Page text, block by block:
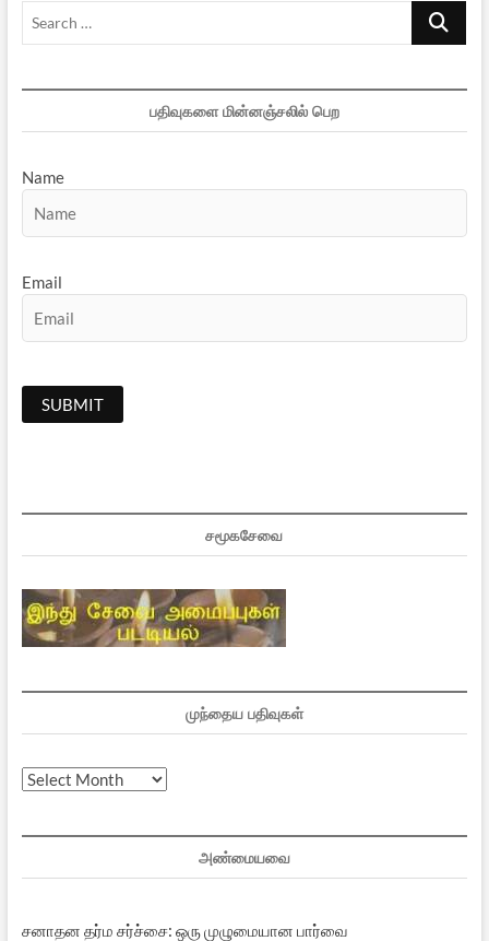
Search
பதிவுகளை மின்னஞ்சலில் பெற
Name
Email
சமூகசேவை
முந்தைய பதிவுகள்
முந்தைய
அண்மையவை
சனாதன தர்ம சர்ச்சை: ஒரு முழுமையான பார்வை